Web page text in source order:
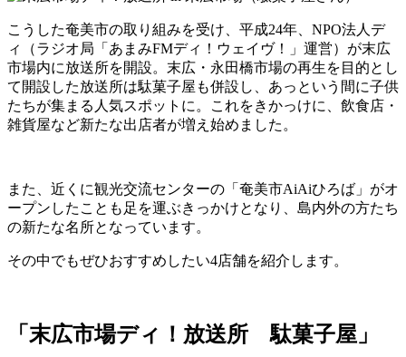
こうした奄美市の取り組みを受け、平成24年、NPO法人デ
ィ（ラジオ局「あまみFMディ！ウェイヴ！」運営）が末広
市場内に放送所を開設。末広・永田橋市場の再生を目的とし
て開設した放送所は駄菓子屋も併設し、あっという間に子供
たちが集まる人気スポットに。これをきかっけに、飲食店・
雑貨屋など新たな出店者が増え始めました。
また、近くに観光交流センターの「奄美市AiAiひろば」がオ
ープンしたことも足を運ぶきっかけとなり、島内外の方たち
の新たな名所となっています。
その中でもぜひおすすめしたい4店舗を紹介します。
「末広市場ディ！放送所 駄菓子屋」